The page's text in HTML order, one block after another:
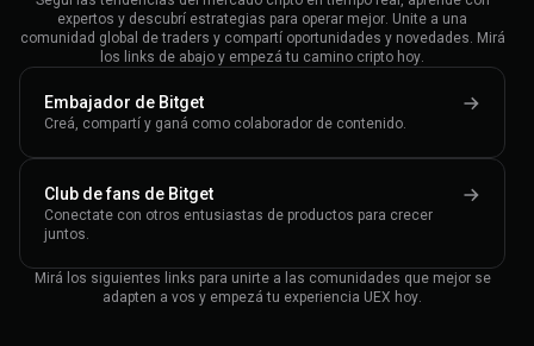
expertos y descubrí estrategias para operar mejor. Unite a una
comunidad global de traders y compartí oportunidades y novedades. Mirá
los links de abajo y empezá tu camino cripto hoy.
Embajador de Bitget
Creá, compartí y ganá como colaborador de contenido.
Club de fans de Bitget
Conectate con otros entusiastas de productos para crecer
juntos.
Mirá los siguientes links para unirte a las comunidades que mejor se
adapten a vos y empezá tu experiencia UEX hoy.